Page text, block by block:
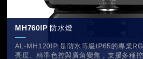
MH760IP 防水燈
AL-MH120IP 是防水等級IP65的專業
亮度、精準色控與廣角變焦，支援多種控